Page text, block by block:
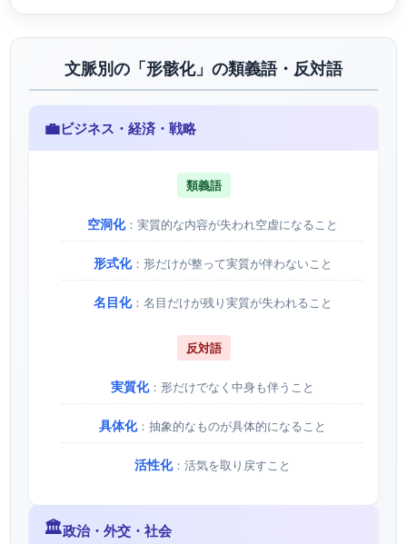
文脈別の「形骸化」の類義語・反対語
💼ビジネス・経済・戦略
類義語
空洞化：実質的な内容が失われ空虚になること
形式化：形だけが整って実質が伴わないこと
名目化：名目だけが残り実質が失われること
反対語
実質化：形だけでなく中身も伴うこと
具体化：抽象的なものが具体的になること
活性化：活気を取り戻すこと
🏛️政治・外交・社会